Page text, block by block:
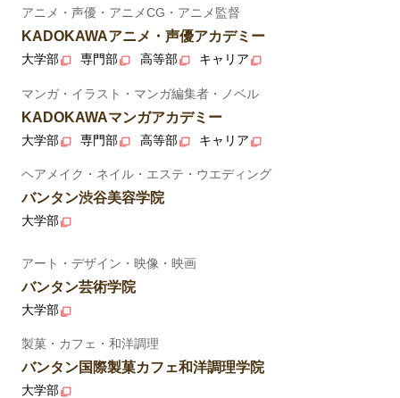
アニメ・声優・アニメCG・アニメ監督
KADOKAWAアニメ・声優アカデミー
大学部 専門部 高等部 キャリア
マンガ・イラスト・マンガ編集者・ノベル
KADOKAWAマンガアカデミー
大学部 専門部 高等部 キャリア
ヘアメイク・ネイル・エステ・ウエディング
バンタン渋谷美容学院
大学部
アート・デザイン・映像・映画
バンタン芸術学院
大学部
製菓・カフェ・和洋調理
バンタン国際製菓カフェ和洋調理学院
大学部